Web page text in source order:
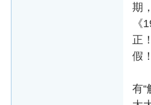
期
《
正
假！
有